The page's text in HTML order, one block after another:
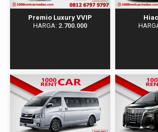
Premio Luxury VVIP
HARGA: 2.700.000